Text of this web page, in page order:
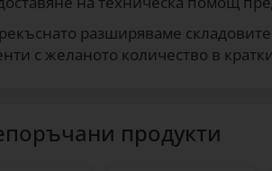
разширяваме
с желаното количество в
продукти